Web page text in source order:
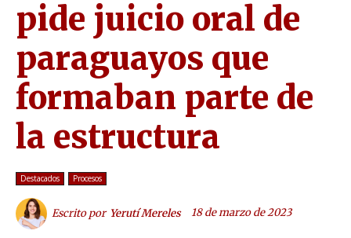
pide juicio oral de
paraguayos que
formaban parte de
la estructura
Destacados Procesos
Escrito por Yerutí Mereles 18 de marzo de 2023